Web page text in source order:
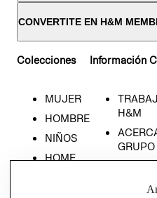
CONVERTITE EN H&M
Colecciones
MUJER
HOMBRE
NIÑOS
HOME
Información
H&M